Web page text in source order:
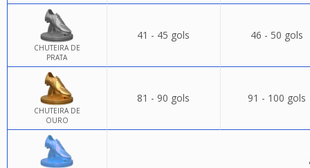
CHUTEIRA DE
PRATA
41 - 45 gols 46 - 50 gols
CHUTEIRA DE
OURO
81 - 90 gols 91 - 100 gols